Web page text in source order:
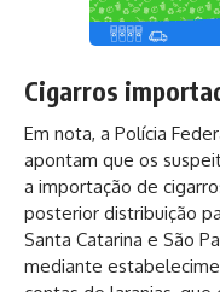
Cigarros
Em nota, a Polícia
apontam que os
a importação de
posterior distribuição
Santa Catarina e São
mediante